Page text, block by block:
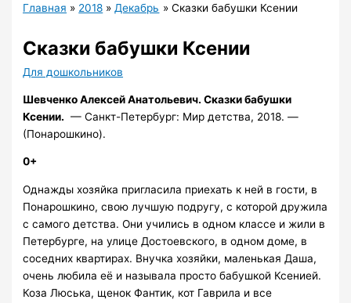
Главная 2018 Декабрь Сказки бабушки Ксении
Сказки бабушки Ксении
Для дошкольников
Шевченко Алексей Анатольевич.Сказки бабушки
Ксении. — Санкт-Петербург: Мир детства, 2018. —
(Понарошкино).
0+
Однажды хозяйка пригласила приехать к ней в гости, в
Понарошкино, свою лучшую подругу, с которой дружила
с самого детства. Они учились в одном классе и жили в
Петербурге, на улице Достоевского, в одном доме, в
соседних квартирах. Внучка хозяйки, маленькая Даша,
очень любила её и называла просто бабушкой Ксенией.
Коза Люська, щенок Фантик, кот Гаврила и все